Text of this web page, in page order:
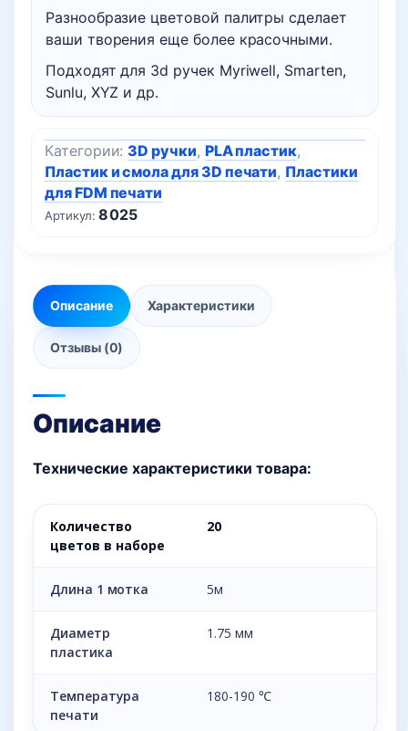
Разнообразие цветовой палитры сделает
ваши творения еще более красочными.
Подходят для 3d ручек Myriwell, Smarten,
Sunlu, XYZ и др.
Артикул:8025
Категории: 3D ручки, PLA пластик,
Пластик и смола для 3D печати, Пластики
для FDM печати
Описание Характеристики
Отзывы (0)
Описание
Технические характеристики товара:
Количество
цветов в наборе
20
Длина 1 мотка 5м
Диаметр
пластика
1.75 мм
Температура
печати
180-190 ℃